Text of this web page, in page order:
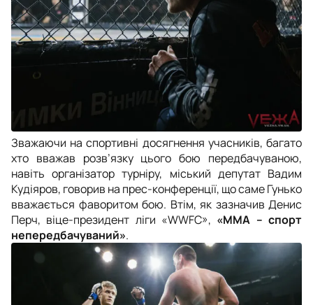
Зважаючи на спортивні досягнення учасників, багато
хто вважав розв’язку цього бою передбачуваною,
навіть організатор турніру, міський депутат Вадим
Кудіяров, говорив на прес-конференції, що саме Гунько
вважається фаворитом бою. Втім, як зазначив Денис
Перч, віце-президент ліги «WWFC», «ММА – спорт
непередбачуваний».